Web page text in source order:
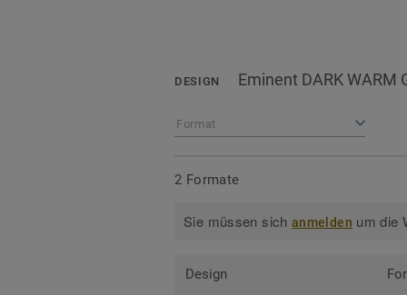
DESIGN Eminent DARK WARM
Format
2 Formate
Sie müssen sichanmelden um die
Design